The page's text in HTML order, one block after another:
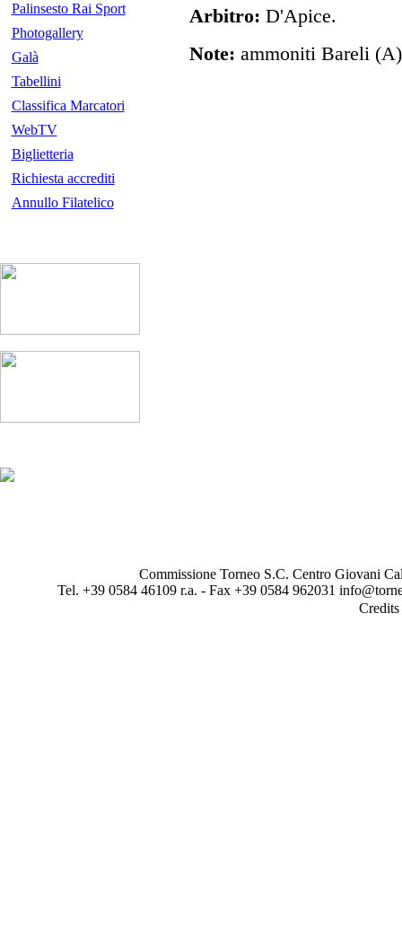
Palinsesto Rai Sport
Photogallery
Galà
Tabellini
Classifica Marcatori
WebTV
Biglietteria
Richiesta accrediti
Annullo Filatelico
Arbitro: D'Apice.
Note: ammoniti Bareli
Commissione Torneo S.C. Centro Giovani
Tel. +39 0584 46109 r.a. - Fax +39 0584 962031
Credits